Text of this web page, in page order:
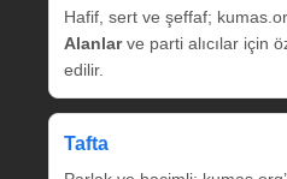
Hafif, sert ve şeffaf;
Alanlarve parti alıcılar için
edilir.
Tafta